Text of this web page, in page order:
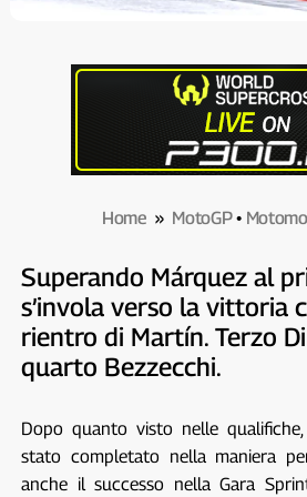
Home » MotoGP•
Superando Márquez al
s’invola verso la vittoria
rientro di Martín. Terzo
quarto Bezzecchi.
Dopo quanto visto nelle
stato completato nella maniera
anche il successo nella Gara